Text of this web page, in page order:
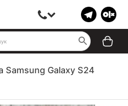
Samsung Galaxy S24